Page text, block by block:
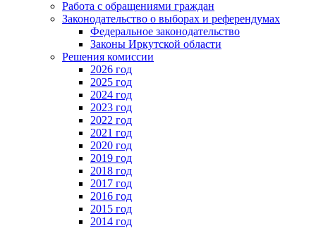
Работа с обращениями граждан
Законодательство о выборах и референдумах
Федеральное законодательство
Законы Иркутской области
Решения комиссии
2026 год
2025 год
2024 год
2023 год
2022 год
2021 год
2020 год
2019 год
2018 год
2017 год
2016 год
2015 год
2014 год